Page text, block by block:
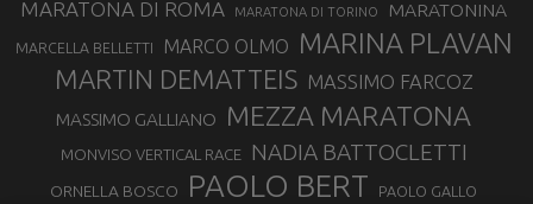
MARATONA DI ROMA MARATONA DI TORINO MARATONINA
MARCELLA BELLETTI MARCO OLMO MARINA PLAVAN
MARTIN DEMATTEIS MASSIMO FARCOZ
MASSIMO GALLIANO MEZZA MARATONA
MONVISO VERTICAL RACE NADIA BATTOCLETTI
ORNELLA BOSCO PAOLO BERT PAOLO GALLO